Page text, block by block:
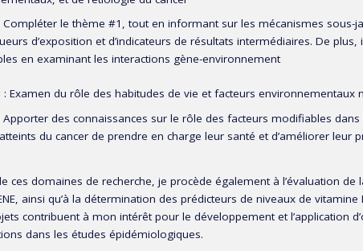
Compléter le thème #1, tout en informant sur les mécanismes sous-
d’exposition et d’indicateurs de résultats intermédiaires. De
en examinant les interactions gène-environnement
: Examen du rôle des habitudes de vie et facteurs
Apporter des connaissances sur le rôle des facteurs modifiables
du cancer de prendre en charge leur santé et d’améliorer leur
ces domaines de recherche, je procède également à l’évaluation
ainsi qu’à la détermination des prédicteurs de niveaux de
contribuent à mon intérêt pour le développement et l’application
dans les études épidémiologiques.